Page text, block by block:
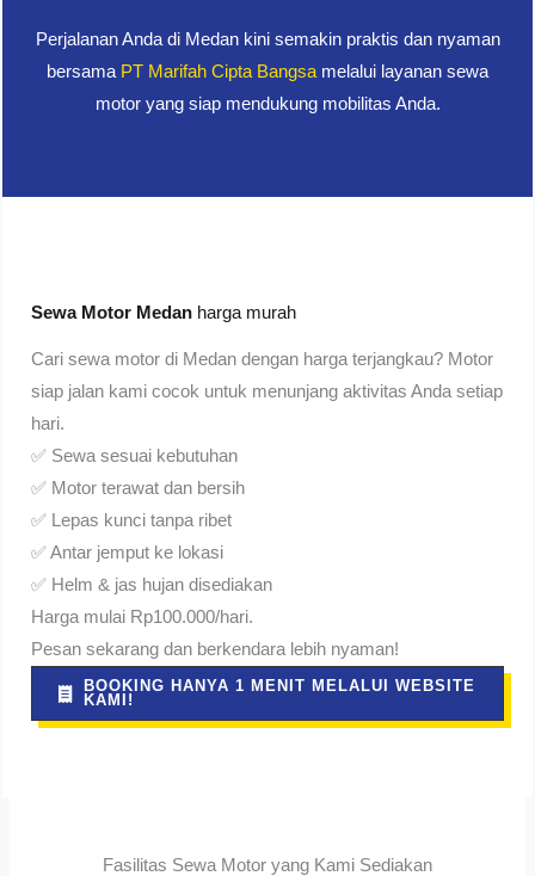
Perjalanan Anda di Medan kini semakin praktis dan nyaman
bersama PT Marifah Cipta Bangsa melalui layanan sewa
motor yang siap mendukung mobilitas Anda.
Sewa Motor Medan harga murah
Cari sewa motor di Medan dengan harga terjangkau? Motor
siap jalan kami cocok untuk menunjang aktivitas Anda setiap
hari.
✅ Sewa sesuai kebutuhan
✅ Motor terawat dan bersih
✅ Lepas kunci tanpa ribet
✅ Antar jemput ke lokasi
✅ Helm & jas hujan disediakan
Harga mulai Rp100.000/hari.
Pesan sekarang dan berkendara lebih nyaman!
BOOKING HANYA 1 MENIT MELALUI WEBSITE
KAMI!
Fasilitas Sewa Motor yang Kami Sediakan